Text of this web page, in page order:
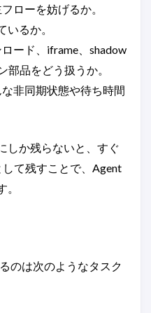
ローを妨げるか。
いるか。
ード、iframe、shadow
品をどう扱うか。
非同期状態や待ち時間
しか残らないと、すぐ
て残すことで、Agent
のは次のようなタスク